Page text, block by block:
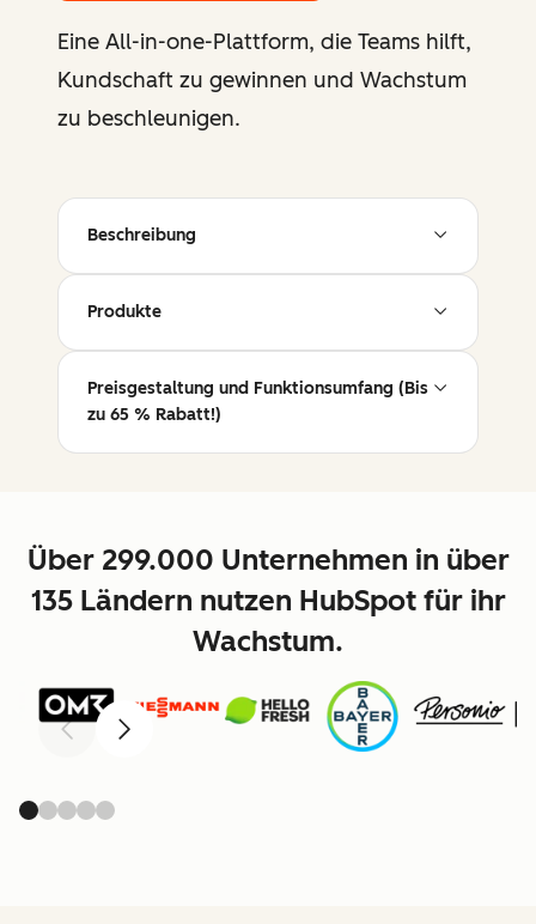
Eine All-in-one-Plattform, die Teams hilft,
Kundschaft zu gewinnen und Wachstum
zu beschleunigen.
Beschreibung
Produkte
Preisgestaltung und Funktionsumfang (Bis
zu 65 % Rabatt!)
Über 299.000 Unternehmen in über
135 Ländern nutzen HubSpot für ihr
Wachstum.
ZurückWeiter